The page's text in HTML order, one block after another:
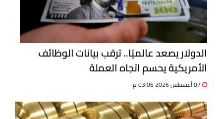
الدولار يصعد عالميًا.. ترقب بيانات الوظائف
الأمريكية يحسم اتجاه العملة